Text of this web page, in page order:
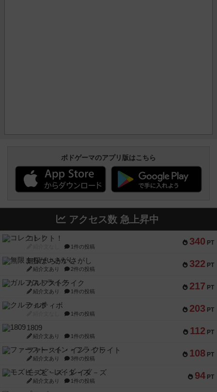
ボドゲーマのアプリ版はこちら
アクセス数 急上昇中
340 PT
コレクト！
1件の投稿
322 PT
無限まちがいさがし
紹介文あり 2件の投稿
217 PT
ガルフストライク
紹介文あり 1件の投稿
203 PT
クルティボ
1件の投稿
112 PT
1809
紹介文あり 1件の投稿
108 PT
ファースト・イン・フライト
紹介文あり 3件の投稿
94 PT
モズビ－ズ・レイダ－ズ
紹介文あり 1件の投稿